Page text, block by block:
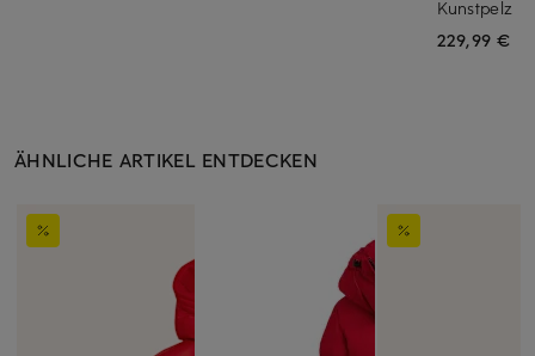
Kunstpelz
229,99 €
ÄHNLICHE ARTIKEL ENTDECKEN